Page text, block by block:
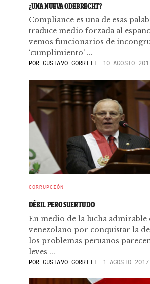
¿UNA NUEVA ODEBRECHT?
Compliance es una de esas
traduce medio forzada al
vemos funcionarios de
‘cumplimiento’ ...
POR GUSTAVO GORRITI 10 AGOSTO
CORRUPCIÓN
DÉBIL PERO SUERTUDO
En medio de la lucha admirable
venezolano por conquistar la
los problemas peruanos
leves ...
POR GUSTAVO GORRITI 1 AGOSTO 2017